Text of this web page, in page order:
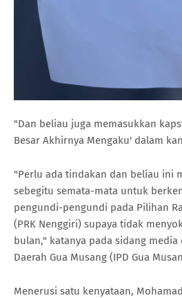
"Dan beliau juga memasukkan
Besar Akhirnya Mengaku' dalam
"Perlu ada tindakan dan beliau ini
sebegitu semata-mata untuk
pengundi-pengundi pada Pilihan
(PRK Nenggiri) supaya tidak
bulan," katanya pada sidang
Daerah Gua Musang (IPD Gua
Menerusi satu kenyataan,